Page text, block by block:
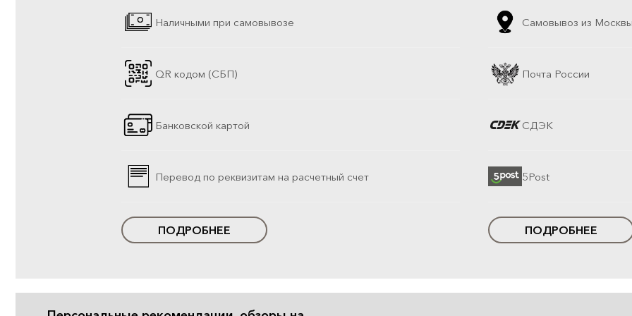
Наличными при самовывозе
QR кодом (СБП)
Банковской картой
Перевод по реквизитам на расчетный счет
ПОДРОБНЕЕ
Самовывоз из
Почта России
СДЭК
5Post
ПОДРОБНЕЕ